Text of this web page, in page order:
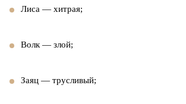
Лиса — хитрая;
Волк — злой;
Заяц — трусливый;